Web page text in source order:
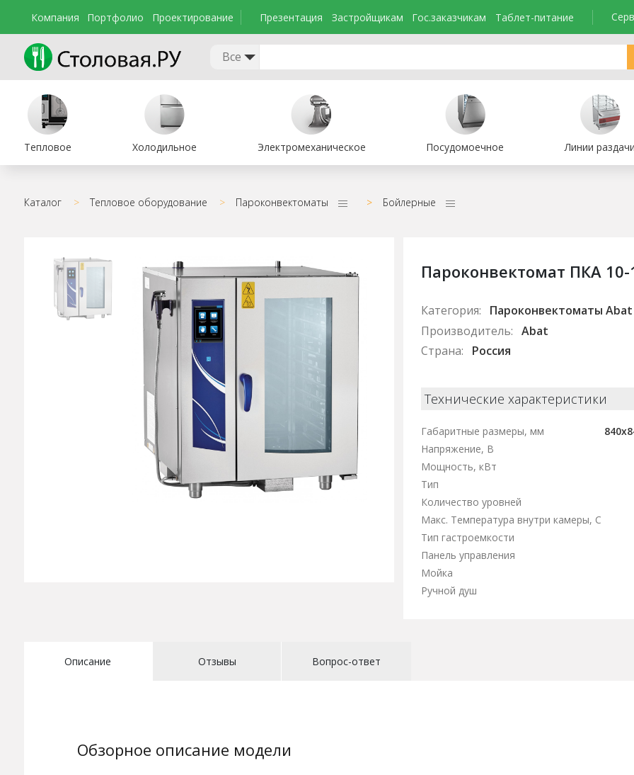
Компания Портфолио Проектирование Презентация Застройщикам Гос.заказчикам Таблет-питание
Все
Тепловое Холодильное Электромеханическое Посудомоечное Линии
Каталог > Тепловое оборудование > Пароконвектоматы > Бойлерные
Пароконвектомат ПКА
Категория:
Пароконвектоматы Abat
Производитель: Abat
Страна:
Россия
Технические характеристики
Габаритные размеры, мм
Напряжение, В
Мощность, кВт
Тип
Количество уровней
Макс. Температура внутри камеры, С
Тип гастроемкости
Панель управления
Мойка
Ручной душ
Описание Отзывы Вопрос-ответ
Обзорное описание модели